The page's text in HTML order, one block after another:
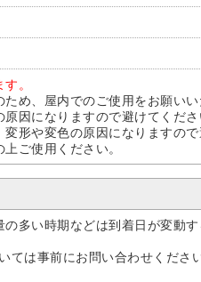
。
め、屋内でのご使用をお願いい
因になりますので避けてくださ
形や変色の原因になりますので
ご使用ください。
多い時期などは到着日が変動す
ては事前にお問い合わせくださ